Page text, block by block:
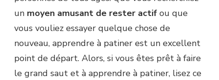
un moyen amusant de rester actif ou que
vous vouliez essayer quelque chose de
nouveau, apprendre à patiner est un excellent
point de départ. Alors, si vous êtes prêt à faire
le grand saut et à apprendre à patiner, lisez ce